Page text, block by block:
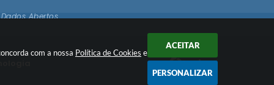
com a nossa Política de Cookies e
ACEITAR
PERSONALIZAR
o
Dados Abertos